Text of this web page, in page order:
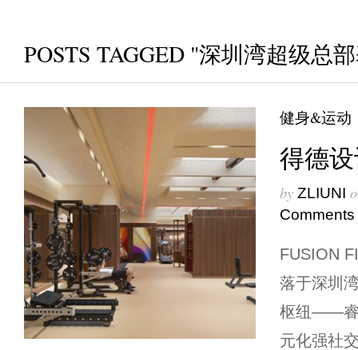
POSTS TAGGED "深圳湾超级总
健身&运动
得德
by ZLIUNI
Comments
FUSION
落于深圳
枢纽——睿
元化强社